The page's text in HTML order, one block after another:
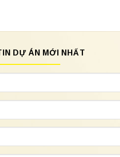
DỰ ÁN MỚI NHẤT